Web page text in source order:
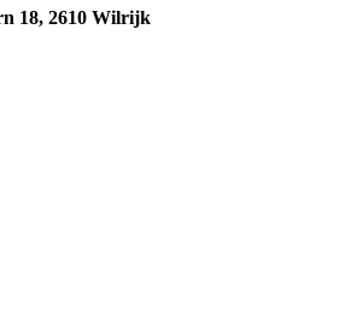
18, 2610 Wilrijk